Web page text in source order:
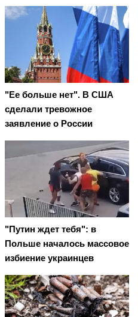
"Ее больше нет". В США
сделали тревожное
заявление о России
"Путин ждет тебя": в
Польше началось массовое
избиение украинцев